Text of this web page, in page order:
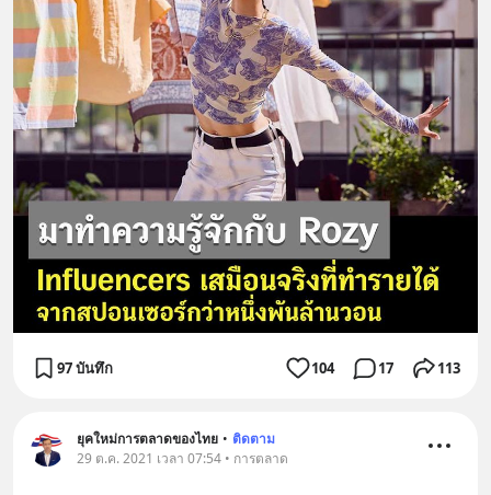
97 บันทึก 104 17 113
ยุคใหม่การตลาดของไทย • ติดตาม
29 ต.ค. 2021 เวลา 07:54 • การตลาด